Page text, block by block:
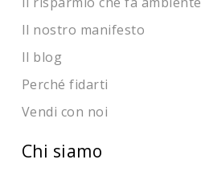
Il nostro manifesto
Il blog
Perché fidarti
Vendi con noi
Chi siamo